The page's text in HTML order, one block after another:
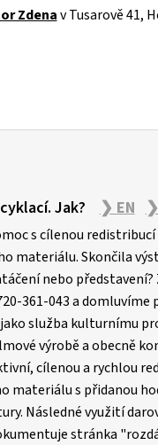
Zdenav Tusarově 41,
Jak? ❯ EN
s cílenou
materiálu. Skončila
nebo
361-043 a domluvíme
služba kulturnímu
výrobě a obecně
cílenou a rychlou
materiálu s přidanou
Následné využití
stránka